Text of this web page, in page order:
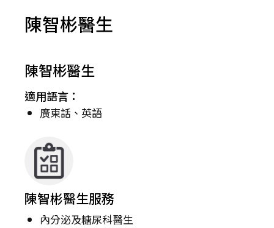
陳智彬醫生
陳智彬醫生
適用語言：
廣東話、英語
陳智彬醫生服務
內分泌及糖尿科醫生